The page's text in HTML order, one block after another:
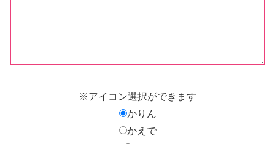
※アイコン選択ができます
かりん
かえで